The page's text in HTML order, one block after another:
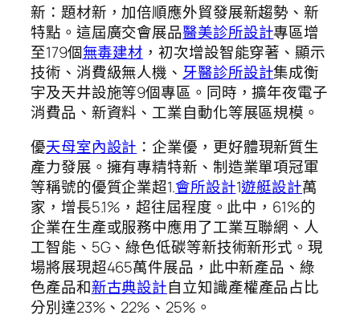
新：題材新，加倍順應外貿發展新趨勢、新
特點。這屆廣交會展品醫美診所設計專區增
至179個無毒建材 ，初次增設智能穿著、顯示
技術、消費級無人機、 牙醫診所設計集成衡
宇及天井設施等9個專區。同時，擴年夜電子
消費品、新資料、工業自動化等展區規模。
優天母室內設計 ：企業優，更好體現新質生
產力發展。擁有專精特新、制造業單項冠軍
等稱號的優質企業超1.會所設計1遊艇設計萬
家，增長5.1%，超往屆程度。此中，61%的
企業在生產或服務中應用了工業互聯網、人
工智能、5G、綠色低碳等新技術新形式。現
場將展現超465萬件展品，此中新產品、綠
色產品和新古典設計自立知識產權產品占比
分別達23%、22%、25%。